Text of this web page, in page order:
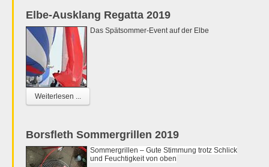
Elbe-Ausklang Regatta 2019
Das Spätsommer-Event auf der Elbe
Weiterlesen ...
Borsfleth Sommergrillen 2019
Sommergrillen – Gute Stimmung trotz Schlick
und Feuchtigkeit von oben